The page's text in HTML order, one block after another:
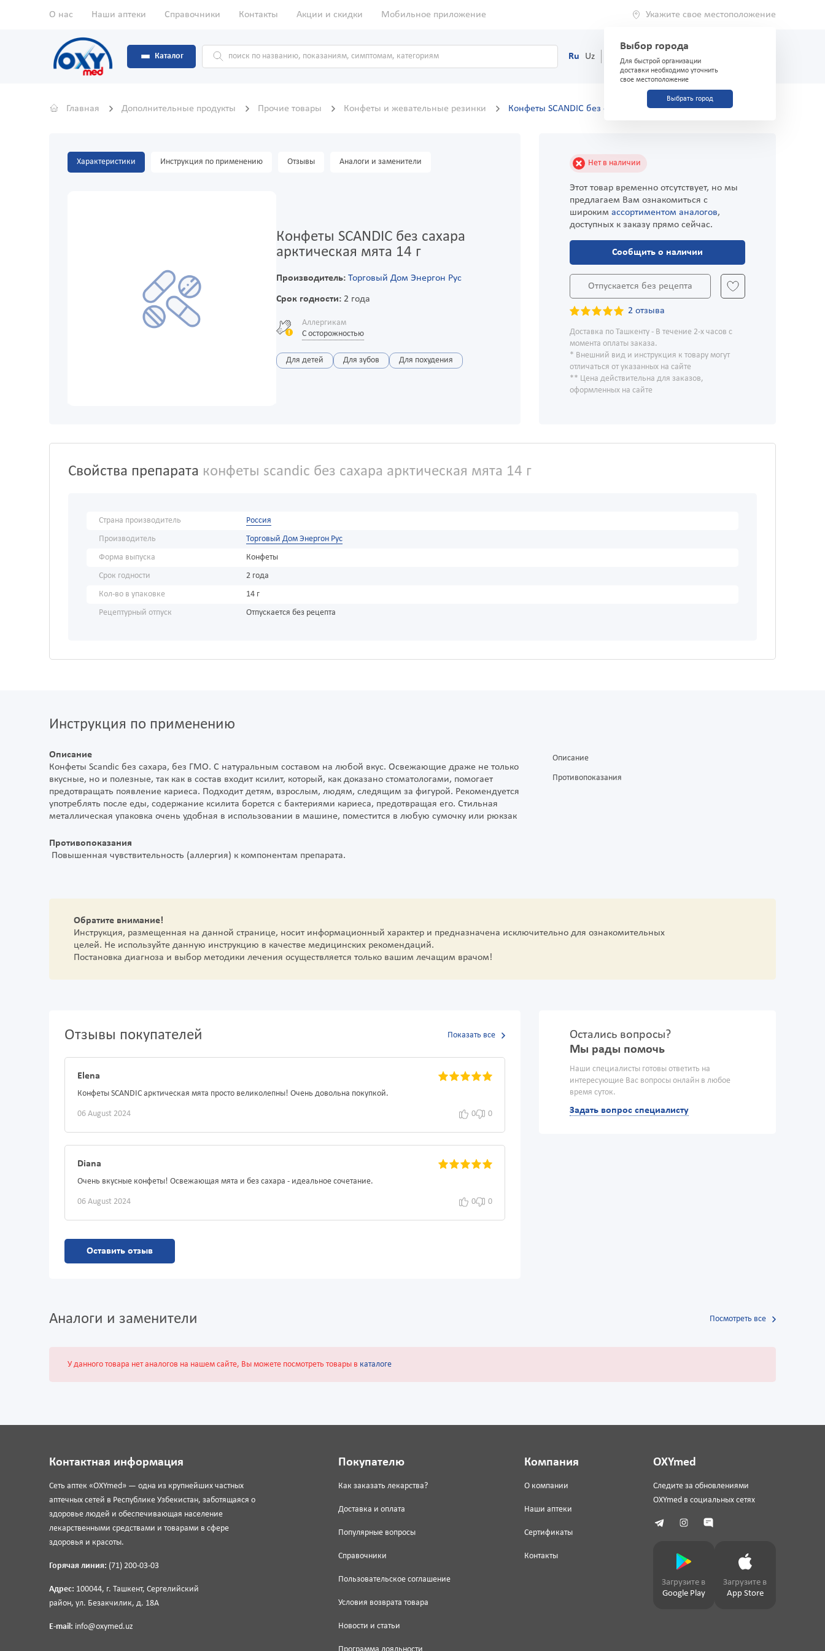
О нас Наши аптеки Справочники Контакты Акции и скидки Мобильное приложение Укажите свое местоположение
Выбор города
Для быстрой организации
доставки необходимо уточнить
свое местоположение
Выбрать город
Каталог Ru Uz (71) 200-03-03
Главная Дополнительные продукты Прочие товары Конфеты и жевательные резинки Конфеты SCANDIC без сахара арктическая мята 14 г
Характеристики Инструкция по применению Отзывы Аналоги и заменители
Конфеты SCANDIC без сахара
арктическая мята 14 г
Производитель: Торговый Дом Энергон Рус
Срок годности:2 года
Аллергикам
С осторожностью
Для детей Для зубов Для похудения
Нет в наличии
Этот товар временно отсутствует, но мы
предлагаем Вам ознакомиться с
широким ассортиментом аналогов,
доступных к заказу прямо сейчас.
Сообщить о наличии
Отпускается без рецепта
2 отзыва
Доставка по Ташкенту - В течение 2-х часов с
момента оплаты заказа.
* Внешний вид и инструкция к товару могут
отличаться от указанных на сайте
** Цена действительна для заказов,
оформленных на сайте
Свойства препарата конфеты scandic без сахара арктическая мята 14 г
Страна производитель
Россия
Производитель
Торговый Дом Энергон Рус
Форма выпуска
Конфеты
Срок годности
2 года
Кол-во в упаковке
14 г
Рецептурный отпуск
Отпускается без рецепта
Инструкция по применению
Описание
Конфеты Scandic без сахара, без ГМО. С натуральным составом на любой вкус. Освежающие драже не только
вкусные, но и полезные, так как в состав входит ксилит, который, как доказано стоматологами, помогает
предотвращать появление кариеса. Подходит детям, взрослым, людям, следящим за фигурой. Рекомендуется
употреблять после еды, содержание ксилита борется с бактериями кариеса, предотвращая его. Стильная
металлическая упаковка очень удобная в использовании в машине, поместится в любую сумочку или рюкзак
Противопоказания
Повышенная чувствительность (аллергия) к компонентам препарата.
Описание
Противопоказания
Обратите внимание!
Инструкция, размещенная на данной странице, носит информационный характер и предназначена исключительно для ознакомительных
целей. Не используйте данную инструкцию в качестве медицинских рекомендаций.
Постановка диагноза и выбор методики лечения осуществляется только вашим лечащим врачом!
Отзывы покупателей Показать все
Elena
Конфеты SCANDIC арктическая мята просто великолепны! Очень довольна покупкой.
06 August 2024 0 0
Diana
Очень вкусные конфеты! Освежающая мята и без сахара - идеальное сочетание.
06 August 2024 0 0
Оставить отзыв
Остались вопросы?
Мы рады помочь
Наши специалисты готовы ответить на
интересующие Вас вопросы онлайн в любое
время суток.
Задать вопрос специалисту
Аналоги и заменители Посмотреть все
У данного товара нет аналогов на нашем сайте, Вы можете посмотреть товары в каталоге
Контактная информация
Сеть аптек «OXYmed» — одна из крупнейших частных
аптечных сетей в Республике Узбекистан, заботящаяся о
здоровье людей и обеспечивающая население
лекарственными средствами и товарами в сфере
здоровья и красоты.
Горячая линия: (71) 200-03-03
Адрес: 100044, г. Ташкент, Сергелийский
район, ул. Безакчилик, д. 18А
E-mail: info@oxymed.uz
Покупателю
Как заказать лекарства?
Доставка и оплата
Популярные вопросы
Справочники
Пользовательское соглашение
Условия возврата товара
Новости и статьи
Компания
О компании
Наши аптеки
Сертификаты
Контакты
OXYmed
Следите за обновлениями
OXYmed в социальных сетях
Загрузите в
Google Play
Загрузите в
App Store